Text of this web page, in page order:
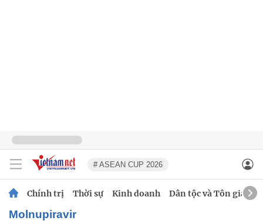
# ASEAN CUP 2026
Chính trị Thời sự Kinh doanh Dân tộc và Tôn giáo
Molnupiravir